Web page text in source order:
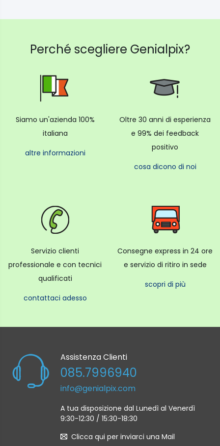
Perché scegliere Genialpix?
Siamo un'azienda 100%
italiana
altre informazioni
Oltre 30 anni di esperienza
e 99% dei feedback
positivo
cosa dicono di noi
Servizio clienti
professionale e con tecnici
qualificati
contattaci adesso
Consegne express in 24 ore
e servizio di ritiro in sede
scopri di più
Assistenza Clienti
085.7996940
info@genialpix.com
A tua disposizione dal Lunedì al Venerdì
9:30-12:30 / 15:30-18:30
Clicca qui per inviarci una Mail